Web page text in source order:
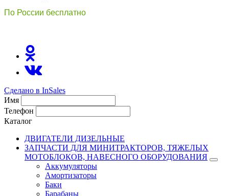
По России бесплатно
Сделано в InSales
Имя
Телефон
Каталог
ДВИГАТЕЛИ ДИЗЕЛЬНЫЕ
ЗАПЧАСТИ ДЛЯ МИНИТРАКТОРОВ, ТЯЖЕЛЫХ
МОТОБЛОКОВ, НАВЕСНОГО ОБОРУДОВАНИЯ
Аккумуляторы
Амортизаторы
Баки
Барабаны